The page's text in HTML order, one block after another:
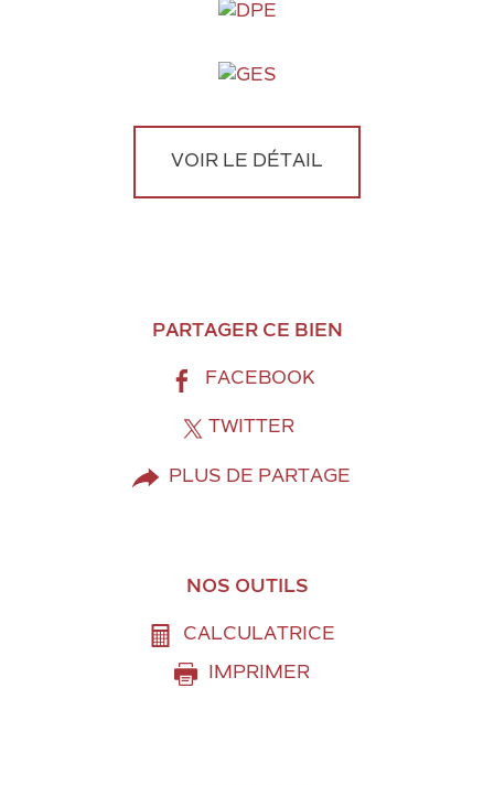
VOIR LE DÉTAIL
PARTAGER CE BIEN
FACEBOOK
TWITTER
PLUS DE PARTAGE
NOS OUTILS
CALCULATRICE
IMPRIMER